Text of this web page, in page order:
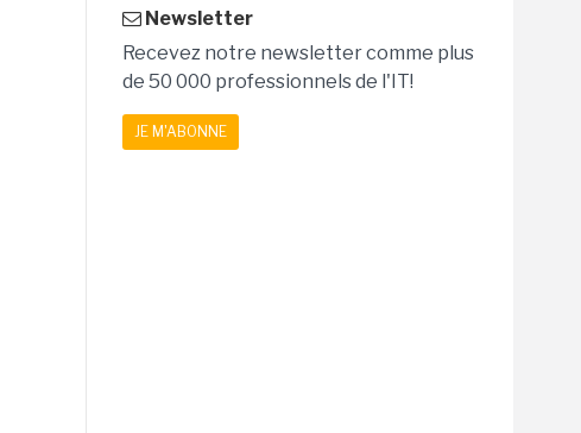
Newsletter
Recevez notre newsletter comme plus
de 50 000 professionnels de l'IT!
JE M'ABONNE